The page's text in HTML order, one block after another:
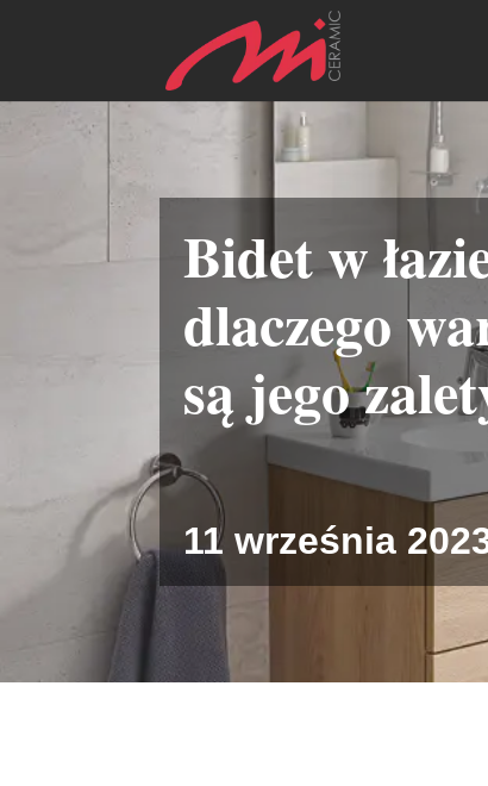
Bidet w
dlaczego
są jego
11 września